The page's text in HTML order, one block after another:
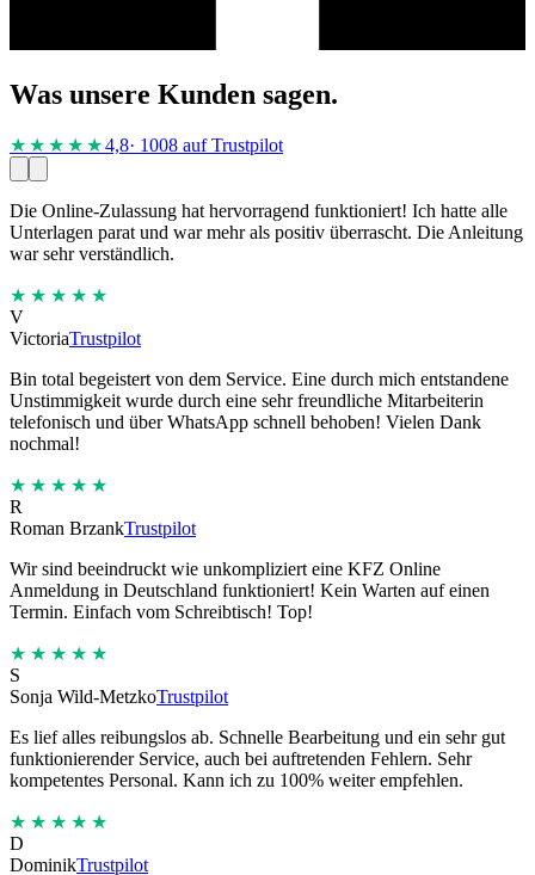
Was unsere Kunden sagen.
★★★★ ★4,8· 1008 auf Trustpilot
Die Online-Zulassung hat hervorragend funktioniert! Ich hatte alle
Unterlagen parat und war mehr als positiv überrascht. Die Anleitung
war sehr verständlich.
★★★★★
V
VictoriaTrustpilot
Bin total begeistert von dem Service. Eine durch mich entstandene
Unstimmigkeit wurde durch eine sehr freundliche Mitarbeiterin
telefonisch und über WhatsApp schnell behoben! Vielen Dank
nochmal!
★★★★★
R
Roman BrzankTrustpilot
Wir sind beeindruckt wie unkompliziert eine KFZ Online
Anmeldung in Deutschland funktioniert! Kein Warten auf einen
Termin. Einfach vom Schreibtisch! Top!
★★★★★
S
Sonja Wild-MetzkoTrustpilot
Es lief alles reibungslos ab. Schnelle Bearbeitung und ein sehr gut
funktionierender Service, auch bei auftretenden Fehlern. Sehr
kompetentes Personal. Kann ich zu 100% weiter empfehlen.
★★★★★
D
DominikTrustpilot